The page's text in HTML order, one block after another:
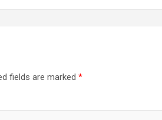
fields are marked *